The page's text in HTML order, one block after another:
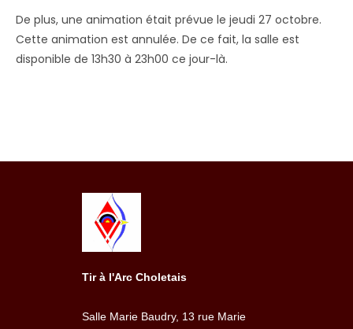
De plus, une animation était prévue le jeudi 27 octobre.
Cette animation est annulée. De ce fait, la salle est
disponible de 13h30 à 23h00 ce jour-là.
Tir à l'Arc Choletais
Salle Marie Baudry, 13 rue Marie